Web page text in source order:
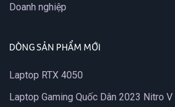
Doanh nghiệp
DÒNG SẢN PHẨM MỚI
Laptop RTX 4050
Laptop Gaming Quốc Dân 2023 Nitro V